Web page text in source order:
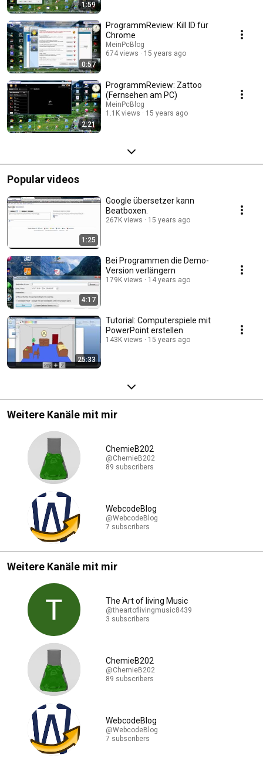
1:59
0:57
ProgrammReview: Kill ID für
Chrome
MeinPcBlog
674 views
15 years ago
2:21
ProgrammReview: Zattoo
(Fernsehen am PC)
MeinPcBlog
1.1K views
15 years ago
Popular videos
1:25
Google übersetzer kann
Beatboxen.
267K views 15 years ago
4:17
Bei Programmen die Demo-
Version verlängern
179K views 14 years ago
25:33
Tutorial: Computerspiele mit
PowerPoint erstellen
143K views 15 years ago
Weitere Kanäle mit mir
ChemieB202
@ChemieB202
89 subscribers
WebcodeBlog
@WebcodeBlog
7 subscribers
Weitere Kanäle mit mir
The Art of living Music
@theartoflivingmusic8439
3 subscribers
ChemieB202
@ChemieB202
89 subscribers
WebcodeBlog
@WebcodeBlog
7 subscribers